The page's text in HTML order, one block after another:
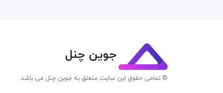
جوین چنل
© تمامی حقوق این سایت متعلق به جوین چنل می باشد.